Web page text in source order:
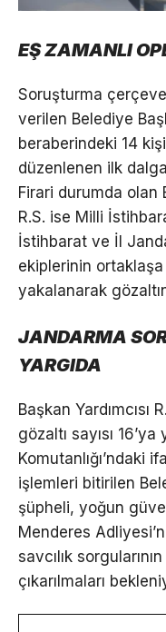
EŞ ZAMANLI
Soruşturma
verilen Belediye
beraberindeki 14
düzenlenen ilk
Firari durumda olan
R.S. ise Milli
İstihbarat ve İl
ekiplerinin
yakalanarak
JANDARMA
YARGIDA
Başkan Yardımcısı
gözaltı sayısı
Komutanlığı’ndaki
işlemleri bitirilen
şüpheli, yoğun
Menderes
savcılık
çıkarılmaları